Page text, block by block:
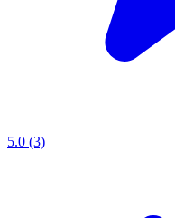
5.0 (3)